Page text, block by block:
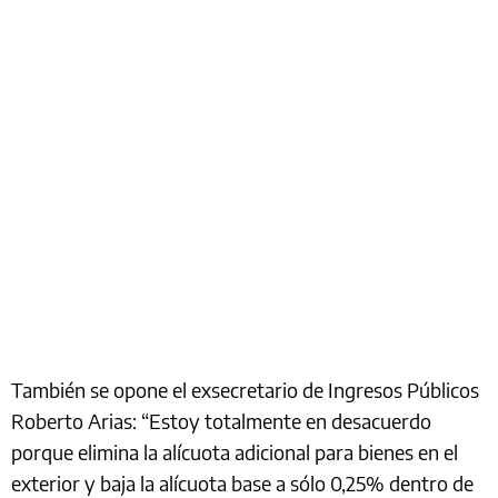
También se opone el exsecretario de Ingresos Públicos
Roberto Arias: “Estoy totalmente en desacuerdo
porque elimina la alícuota adicional para bienes en el
exterior y baja la alícuota base a sólo 0,25% dentro de